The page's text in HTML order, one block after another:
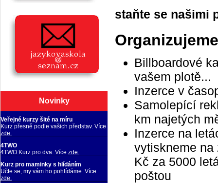
Novinky
Veřejné kurzy šité na míru
Kurz přesně podle vašich představ. Více
zde.
4TWO
4TWO Kurz pro dva. Více zde.
Kurz pro maminky s hlídáním
Učte se, my vám ho pohlídáme. Více
zde.
staňte se našimi
Billboardové
vašem plotě...
Inzerce v
Samolepící
km najetých
Inzerce na
vytiskneme na
Kč za 5000
poštou